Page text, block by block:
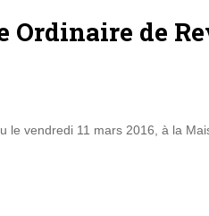
Ordinaire de
le vendredi 11 mars 2016, à la